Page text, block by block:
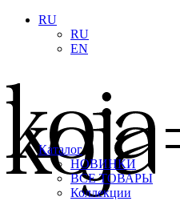
RU
RU
EN
Каталог
НОВИНКИ
ВСЕ ТОВАРЫ
Коллекции